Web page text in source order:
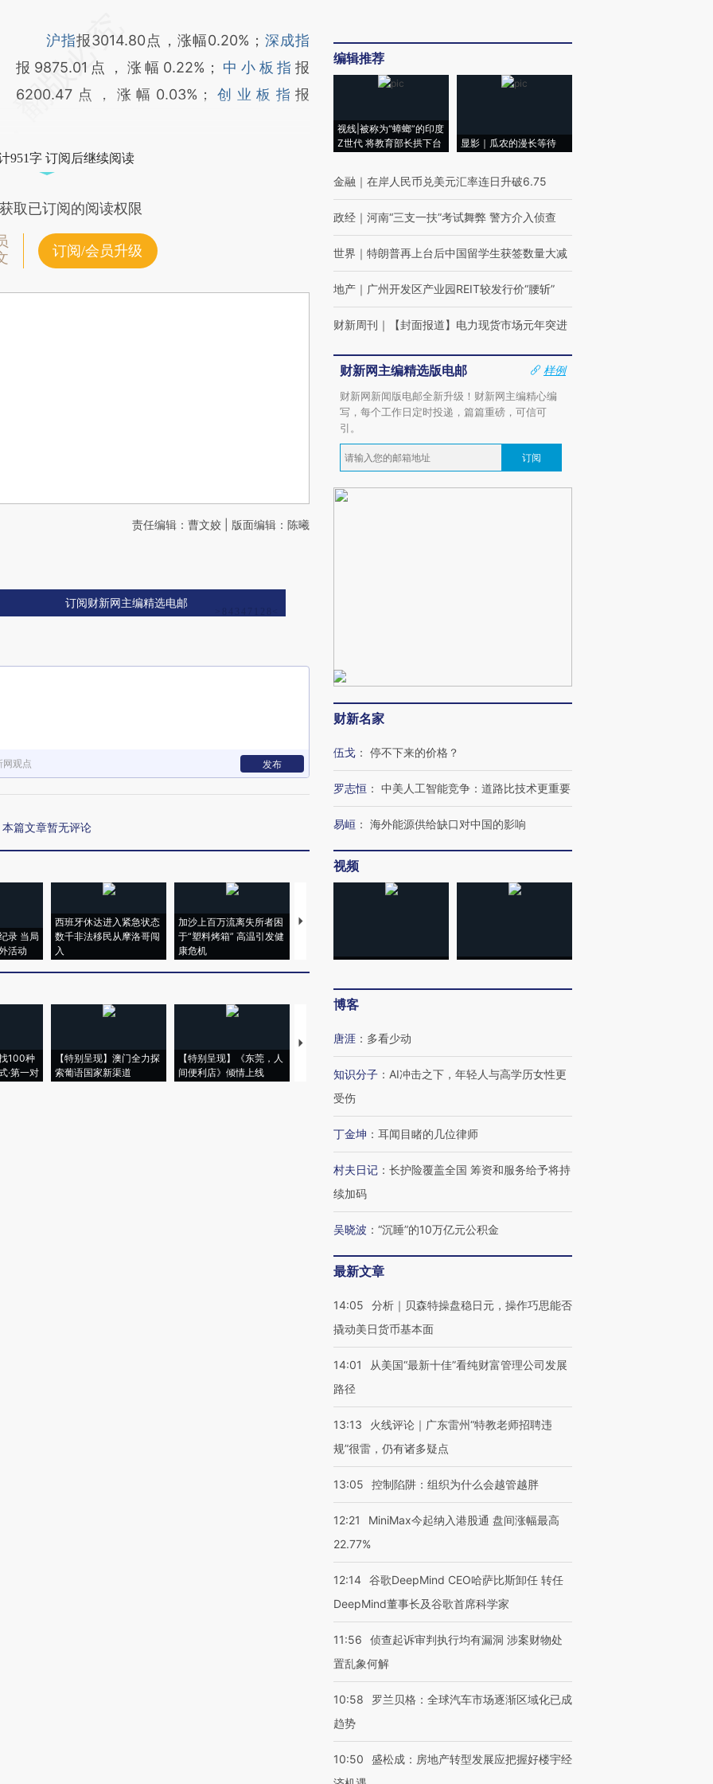
沪指报3014.80点，涨幅0.20%； 深成指
报9875.01点，涨幅0.22%；
中小板指报
6200.47点，涨幅0.03%；
创业板指 报
951字 订阅后继续阅读
取已订阅的阅读权限
订阅/会员升级
责任编辑：曹文姣 | 版面编辑：陈曦
订阅财新网主编精选电邮
网观点 发布
本篇文章暂无评论
录 当局
活动
西班牙休达进入紧急状态
数千非法移民从摩洛哥闯
入
加沙上百万流离失所者困
于“塑料烤箱” 高温引发健
康危机
马航飞行员跨国走私7万
100种
·第一对
【特别呈现】澳门全力探
索葡语国家新渠道
【特别呈现】《东莞，人
间便利店》倾情上线
【推广】走进第四届链博
会，让数智科技“链”接产
【特别呈现】寻找100种
有意思的生活方式·第三对
CFO：不靠规模取胜，华
住三大增长引擎是什么？
编辑推荐
视线|被称为“蟑螂”的印度
Z世代 将教育部长拱下台
显影｜瓜农的漫长等待
金融 ｜ 在岸人民币兑美元汇率连日升破6.75
政经 ｜ 河南“三支一扶”考试舞弊 警方介入侦查
世界 ｜ 特朗普再上台后中国留学生获签数量大减
地产 ｜ 广州开发区产业园REIT较发行价“腰斩”
财新周刊 ｜ 【封面报道】电力现货市场元年突进
财新网主编精选版电邮
样例
财新网新闻版电邮全新升级！财新网主编精心编
写，每个工作日定时投递，篇篇重磅，可信可
引。
订阅
财新名家
伍戈 ： 停不下来的价格？
罗志恒 ： 中美人工智能竞争：道路比技术更重要
易峘 ： 海外能源供给缺口对中国的影响
视频
博客
唐涯 ： 多看少动
知识分子 ： AI冲击之下，年轻人与高学历女性更
受伤
丁金坤 ： 耳闻目睹的几位律师
村夫日记 ： 长护险覆盖全国 筹资和服务给予将持
续加码
吴晓波 ： “沉睡”的10万亿元公积金
最新文章
14:05
分析｜贝森特操盘稳日元，操作巧思能否
撬动美日货币基本面
14:01
从美国“最新十佳”看纯财富管理公司发展
路径
13:13
火线评论｜广东雷州“特教老师招聘违
规”很雷，仍有诸多疑点
13:05 控制陷阱：组织为什么会越管越胖
12:21
MiniMax今起纳入港股通 盘间涨幅最高
22.77%
12:14 谷歌DeepMind CEO哈萨比斯卸任 转任
DeepMind董事长及谷歌首席科学家
11:56
侦查起诉审判执行均有漏洞 涉案财物处
置乱象何解
10:58
罗兰贝格：全球汽车市场逐渐区域化已成
趋势
10:50
盛松成：房地产转型发展应把握好楼宇经